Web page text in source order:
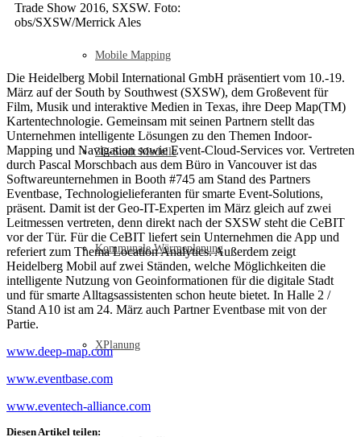
Mobile Mapping
3D-Stadt Modelle
Kommunale Wärmeplanung
XPlanung
Trade Show 2016, SXSW. Foto:
obs/SXSW/Merrick Ales
Die Heidelberg Mobil International GmbH präsentiert vom 10.-19.
März auf der South by Southwest (SXSW), dem Großevent für
Film, Musik und interaktive Medien in Texas, ihre Deep Map(TM)
Kartentechnologie. Gemeinsam mit seinen Partnern stellt das
Unternehmen intelligente Lösungen zu den Themen Indoor-
Mapping und Navigation sowie Event-Cloud-Services vor. Vertreten
durch Pascal Morschbach aus dem Büro in Vancouver ist das
Softwareunternehmen in Booth #745 am Stand des Partners
Eventbase, Technologielieferanten für smarte Event-Solutions,
präsent. Damit ist der Geo-IT-Experten im März gleich auf zwei
Leitmessen vertreten, denn direkt nach der SXSW steht die CeBIT
vor der Tür. Für die CeBIT liefert sein Unternehmen die App und
referiert zum Thema Location Analytics. Außerdem zeigt
Heidelberg Mobil auf zwei Ständen, welche Möglichkeiten die
intelligente Nutzung von Geoinformationen für die digitale Stadt
und für smarte Alltagsassistenten schon heute bietet. In Halle 2 /
Stand A10 ist am 24. März auch Partner Eventbase mit von der
Partie.
www.deep-map.com
www.eventbase.com
www.eventech-alliance.com
Diesen Artikel teilen: